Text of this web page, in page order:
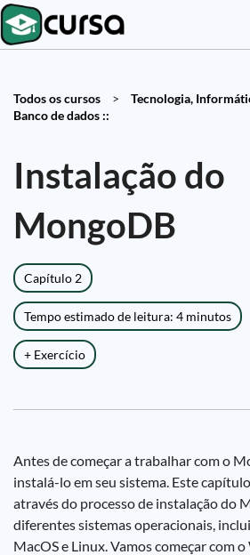
Todos os cursos > Tecnologia,
Banco de dados ::
Instalação do
MongoDB
Capítulo 2
Tempo estimado de leitura: 4 minutos
+ Exercício
Antes de começar a trabalhar com o
instalá-lo em seu sistema. Este
através do processo de instalação do
diferentes sistemas operacionais,
MacOS e Linux. Vamos começar com